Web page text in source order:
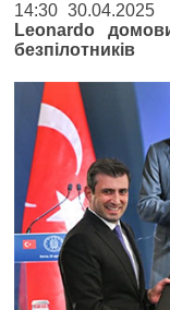
14:30
Leonardo
безпілотників